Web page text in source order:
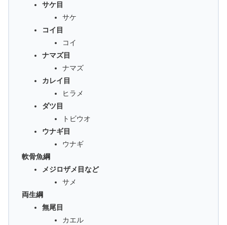
サケ目
サケ
コイ目
コイ
ナマズ目
ナマズ
カレイ目
ヒラメ
ダツ目
トビウオ
ウナギ目
ウナギ
軟骨魚綱
メジロザメ目など
サメ
両生綱
無尾目
カエル